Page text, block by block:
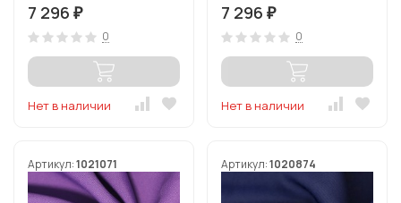
7 296 ₽
0
Нет в наличии
7 296 ₽
0
Нет в наличии
Артикул:1021071 Артикул:1020874